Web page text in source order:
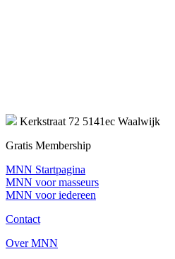
Kerkstraat 72 5141ec Waalwijk
Gratis Membership
MNN Startpagina
MNN voor masseurs
MNN voor iedereen
Contact
Over MNN